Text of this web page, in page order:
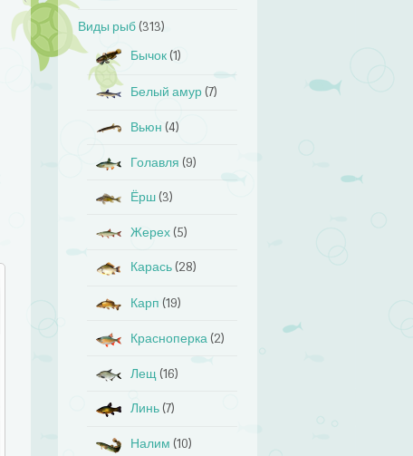
Виды рыб (313)
Бычок (1)
Белый амур (7)
Вьюн (4)
Голавля (9)
Ёрш (3)
Жерех (5)
Карась (28)
Карп (19)
Красноперка (2)
Лещ (16)
Линь (7)
Налим (10)